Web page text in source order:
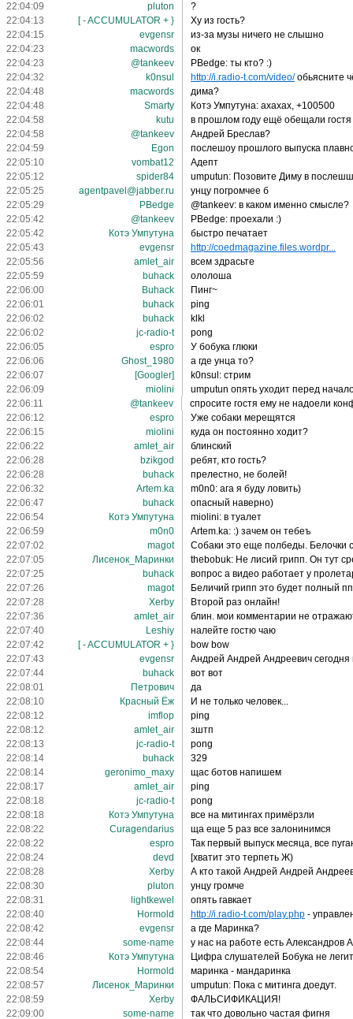
22:04:09
pluton
?
22:04:13
[ - ACCUMULATOR + }
Ху из гость?
22:04:15
evgensr
из-за музы ничего не слышно
22:04:23
macwords
ок
22:04:23
@tankeev
PBedge: ты кто? :)
22:04:32
k0nsul http://i.radio-t.com/video/обьясните
22:04:48
macwords
дима?
22:04:48
Smarty
Котэ Умпутуна: ахахах, +100500
22:04:58
kutu
в прошлом году ещё обещали
22:04:58
@tankeev
Андрей Бреслав?
22:04:59
Egon
послешоу прошлого выпуска
22:05:10
vombat12
Адепт
22:05:12
spider84
umputun: Позовите Диму в
22:05:25
agentpavel@jabber.ru
унцу погромчее б
22:05:29
PBedge
@tankeev: в каком именно смысле?
22:05:42
@tankeev
PBedge: проехали :)
22:05:42
Котэ Умпутуна
быстро печатает
22:05:43
evgensr
http://coedmagazine.files.wordpr...
22:05:56
amlet_air
всем здрасьте
22:05:59
buhack
ололоша
22:06:00
Buhack
Пинг~
22:06:01
buhack
ping
22:06:02
buhack
klkl
22:06:02
jc-radio-t
pong
22:06:05
espro
У бобука глюки
22:06:06
Ghost_1980
а где унца то?
22:06:07
[Googler]
k0nsul: стрим
22:06:09
miolini
umputun опять уходит перед
22:06:11
@tankeev
спросите гостя ему не надоели
22:06:12
espro
Уже собаки мерещятся
22:06:15
miolini
куда он постоянно ходит?
22:06:22
amlet_air
блинский
22:06:28
bzikgod
ребят, кто гость?
22:06:28
buhack
прелестно, не болей!
22:06:32
Artem.ka
m0n0: ага я буду ловить)
22:06:47
buhack
опасный наверно)
22:06:54
Котэ Умпутуна
miolini: в туалет
22:06:59
m0n0
Artem.ka: :) зачем он тебеъ
22:07:02
magot
Собаки это еще полбеды. Белочки
22:07:05
Лисенок_Маринки
thebobuk: Не лисий грипп. Он тут
22:07:25
buhack
вопрос а видео работает у
22:07:26
magot
Беличий грипп это будет полный
22:07:28
Xerby
Второй раз онлайн!
22:07:36
amlet_air
блин. мои комментарии не
22:07:40
Leshiy
налейте гостю чаю
22:07:42
[ - ACCUMULATOR + }
bow bow
22:07:43
evgensr
Андрей Андрей Андреевич сегодня
22:07:44
buhack
вот вот
22:08:01
Петрович
да
22:08:10
Красный Ёж
И не только человек...
22:08:12
imflop
ping
22:08:12
amlet_air
зштп
22:08:13
jc-radio-t
pong
22:08:14
buhack
329
22:08:14
geronimo_maxy
щас ботов напишем
22:08:17
amlet_air
ping
22:08:18
jc-radio-t
pong
22:08:18
Котэ Умпутуна
все на митингах примёрзли
22:08:22
Curagendarius
ща еще 5 раз все залонинимся
22:08:22
espro
Так первый выпуск месяца, все
22:08:24
devd
[хватит это терпеть Ж)
22:08:28
Xerby
А кто такой Андрей Андрей
22:08:30
pluton
унцу громче
22:08:31
lightkewel
опять гавкает
22:08:40
Hormold http://i.radio-t.com/play.php -
22:08:42
evgensr
а где Маринка?
22:08:44
some-name
у нас на работе есть Александров
22:08:46
Котэ Умпутуна
Цифра слушателей Бобука не
22:08:54
Hormold
маринка - мандаринка
22:08:57
Лисенок_Маринки
umputun: Пока с митинга доедут.
22:08:59
Xerby
ФАЛЬСИФИКАЦИЯ!
22:09:00
some-name так что довольно частая фигня